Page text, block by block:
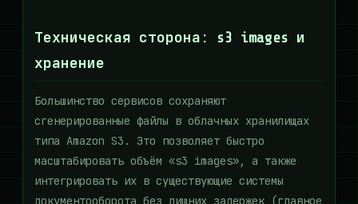
Техническая сторона: s3 images и
хранение
Большинство сервисов сохраняют
сгенерированные файлы в облачных хранилищах
типа Amazon S3. Это позволяет быстро
масштабировать объём «s3 images», а также
интегрировать их в существующие системы
документооборота без лишних задержек (главное